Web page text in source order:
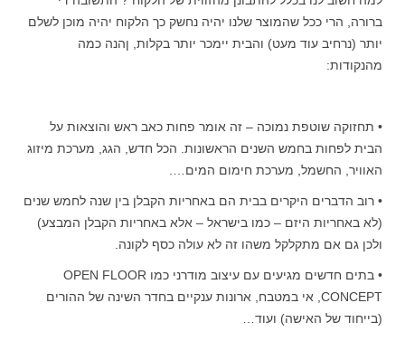
ברורה, הרי ככל שהמוצר שלנו יהיה נחשק כך הלקוח יהיה מוכן לשלם
יותר (נרחיב עוד מעט) והבית יימכר יותר בקלות, ןהנה כמה
מהנקודות:
• תחזוקה שוטפת נמוכה – זה אומר פחות כאב ראש והוצאות על
הבית לפחות בחמש השנים הראשונות. הכל חדש, הגג, מערכת מיזוג
האוויר, החשמל, מערכת חימום המים….
• רוב הדברים היקרים בבית הם באחריות הקבלן בין שנה לחמש שנים
(לא באחריות היזם – כמו בישראל – אלא באחריות הקבלן המבצע)
ולכן גם אם מתקלקל משהו זה לא עולה כסף לקונה.
• בתים חדשים מגיעים עם עיצוב מודרני כמו OPEN FLOOR
CONCEPT, אי במטבח, ארונות ענקיים בחדר השינה של ההורים
(בייחוד של האישה) ועוד…